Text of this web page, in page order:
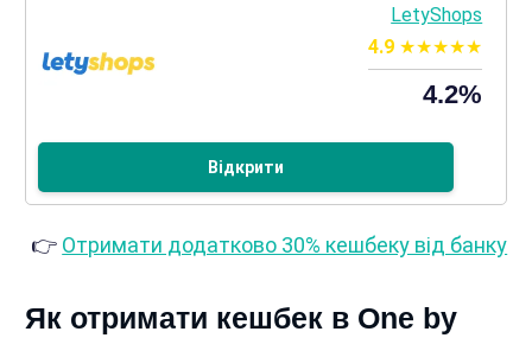
LetyShops
4.9
4.2%
Відкрити
👉 Отримати додатково 30% кешбеку від банку
Як отримати кешбек в One by